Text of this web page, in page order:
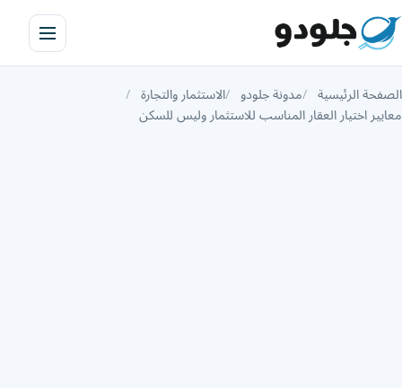
الصفحة الرئيسية مدونة جلودو الاستثمار والتجارة
معايير اختيار العقار المناسب للاستثمار وليس للسكن